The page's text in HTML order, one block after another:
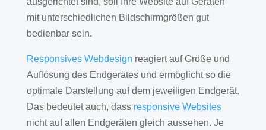
mit unterschiedlichen Bildschirmgrößen gut
bedienbar sein.
Responsives Webdesign reagiert auf Größe und
Auflösung des Endgerätes und ermöglicht so die
optimale Darstellung auf dem jeweiligen Endgerät.
Das bedeutet auch, dass responsive Websites
nicht auf allen Endgeräten gleich aussehen. Je